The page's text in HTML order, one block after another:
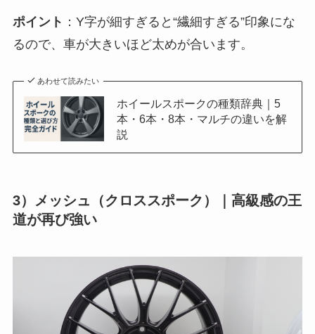
ポイント ：Y字が細すぎると“繊細すぎる”印象にな
るので、車が大きいほど太めが合います。
あわせて読みたい
ホイールスポークの種類辞典｜5
本・6本・8本・マルチの違いを解
説
3）メッシュ（クロススポーク）｜高級感の王
道が再び強い